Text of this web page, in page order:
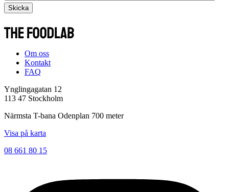
Skicka
Om oss
Kontakt
FAQ
Ynglingagatan 12
113 47 Stockholm
Närmsta T-bana Odenplan 700 meter
Visa på karta
08 661 80 15